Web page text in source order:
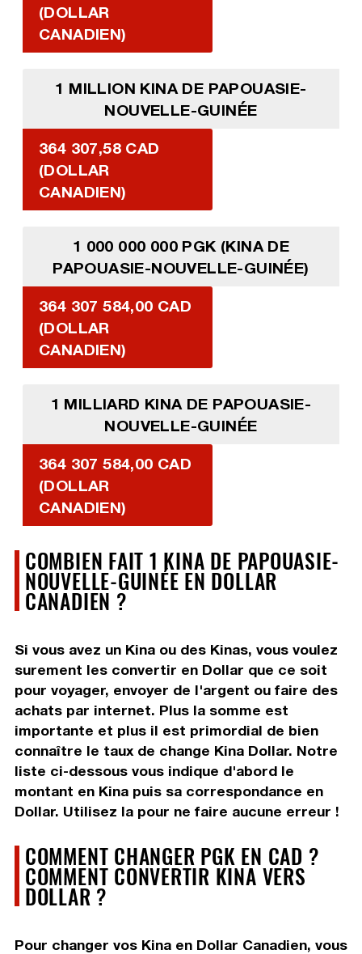
(DOLLAR
CANADIEN)
1 MILLION KINA DE PAPOUASIE-
NOUVELLE-GUINÉE
364 307,58 CAD
(DOLLAR
CANADIEN)
1 000 000 000 PGK (KINA DE
PAPOUASIE-NOUVELLE-GUINÉE)
364 307 584,00 CAD
(DOLLAR
CANADIEN)
1 MILLIARD KINA DE PAPOUASIE-
NOUVELLE-GUINÉE
364 307 584,00 CAD
(DOLLAR
CANADIEN)
COMBIEN FAIT 1 KINA DE PAPOUASIE-
NOUVELLE-GUINÉE EN DOLLAR
CANADIEN ?
Si vous avez un Kina ou des Kinas, vous voulez
surement les convertir en Dollar que ce soit
pour voyager, envoyer de l'argent ou faire des
achats par internet. Plus la somme est
importante et plus il est primordial de bien
connaître le taux de change Kina Dollar. Notre
liste ci-dessous vous indique d'abord le
montant en Kina puis sa correspondance en
Dollar. Utilisez la pour ne faire aucune erreur !
COMMENT CHANGER PGK EN CAD ?
COMMENT CONVERTIR KINA VERS
DOLLAR ?
Pour changer vos Kina en Dollar Canadien, vous